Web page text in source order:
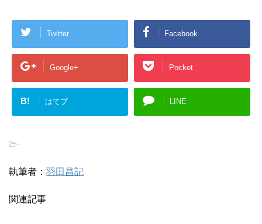
Twitter Facebook
Google+ Pocket
B! はてブ LINE
-
執筆者： 羽田昌記
関連記事